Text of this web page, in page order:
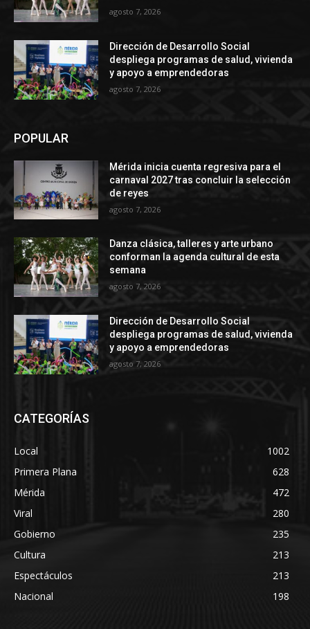
agosto 7, 2026
Dirección de Desarrollo Social
despliega programas de salud, vivienda
y apoyo a emprendedoras
agosto 7, 2026
POPULAR
Mérida inicia cuenta regresiva para el
carnaval 2027 tras concluir la selección
de reyes
agosto 7, 2026
Danza clásica, talleres y arte urbano
conforman la agenda cultural de esta
semana
agosto 7, 2026
Dirección de Desarrollo Social
despliega programas de salud, vivienda
y apoyo a emprendedoras
agosto 7, 2026
CATEGORÍAS
Local
1002
Primera Plana
628
Mérida
472
Viral
280
Gobierno
235
Cultura
213
Espectáculos
213
Nacional
198